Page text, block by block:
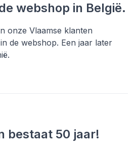
webshop in België.
onze Vlaamse klanten
de webshop. Een jaar later
bestaat 50 jaar!